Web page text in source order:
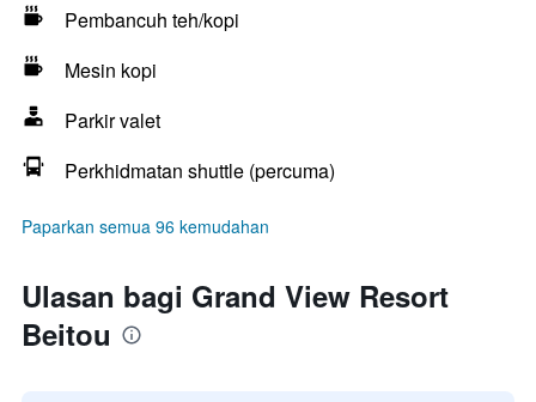
Pembancuh teh/kopi
Mesin kopi
Parkir valet
Perkhidmatan shuttle (percuma)
Paparkan semua 96 kemudahan
Ulasan bagi Grand View Resort
Beitou